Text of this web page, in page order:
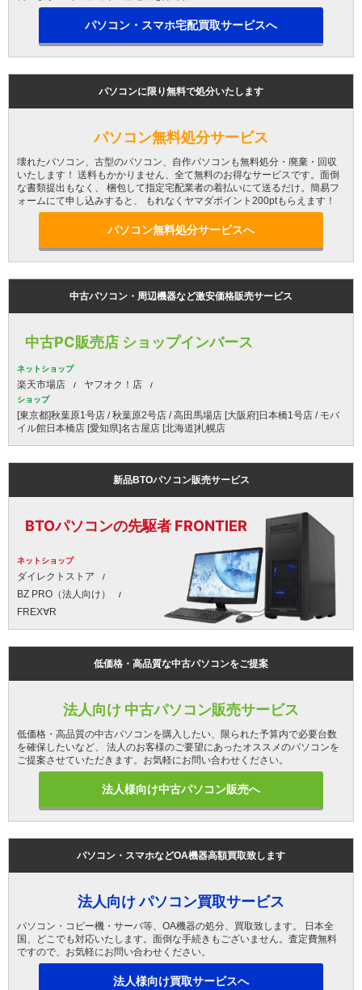
パソコン・スマホ宅配買取サービスへ
パソコンに限り無料で処分いたします
パソコン無料処分サービス
壊れたパソコン、古型のパソコン、自作パソコンも無料処分・廃棄・回収
いたします！ 送料もかかりません、全て無料のお得なサービスです。面倒
な書類提出もなく、 梱包して指定宅配業者の着払いにて送るだけ。簡易フ
ォームにて申し込みすると、 もれなくヤマダポイント200ptもらえます！
パソコン無料処分サービスへ
中古パソコン・周辺機器など激安価格販売サービス
中古PC販売店 ショップインバース
ネットショップ
楽天市場店 ヤフオク！店
ショップ
[東京都]秋葉原1号店 / 秋葉原2号店 / 高田馬場店 [大阪府]日本橋1号店 / モバ
イル館日本橋店 [愛知県]名古屋店 [北海道]札幌店
新品BTOパソコン販売サービス
BTOパソコンの先駆者 FRONTIER
ネットショップ
ダイレクトストア
BZ PRO（法人向け）
FREX∀R
低価格・高品質な中古パソコンをご提案
法人向け 中古パソコン販売サービス
低価格・高品質の中古パソコンを購入したい、限られた予算内で必要台数
を確保したいなど、 法人のお客様のご要望にあったオススメのパソコンを
ご提案させていただきます。お気軽にお問い合わせください。
法人様向け中古パソコン販売へ
パソコン・スマホなどOA機器高額買取致します
法人向け パソコン買取サービス
パソコン・コピー機・サーバ等、OA機器の処分、買取致します。 日本全
国、どこでも対応いたします。面倒な手続きもございません。査定費無料
ですので、お気軽にお問い合わせください。
法人様向け買取サービスへ